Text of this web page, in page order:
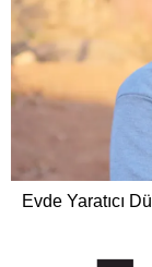
Evde Yaratıcı
yenilikçi